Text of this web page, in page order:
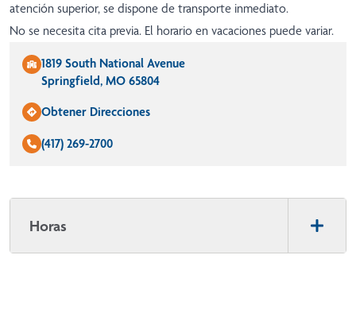
atención superior, se dispone de transporte inmediato.
No se necesita cita previa. El horario en vacaciones puede variar.
1819 South National Avenue
Springfield, MO 65804
Obtener Direcciones
(417) 269-2700
Horas